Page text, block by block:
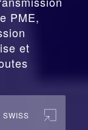
PME,
et
SWISS